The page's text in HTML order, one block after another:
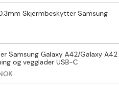
Skjermbeskytter Samsung
Samsung Galaxy A42/Galaxy A42
og vegglader USB-C